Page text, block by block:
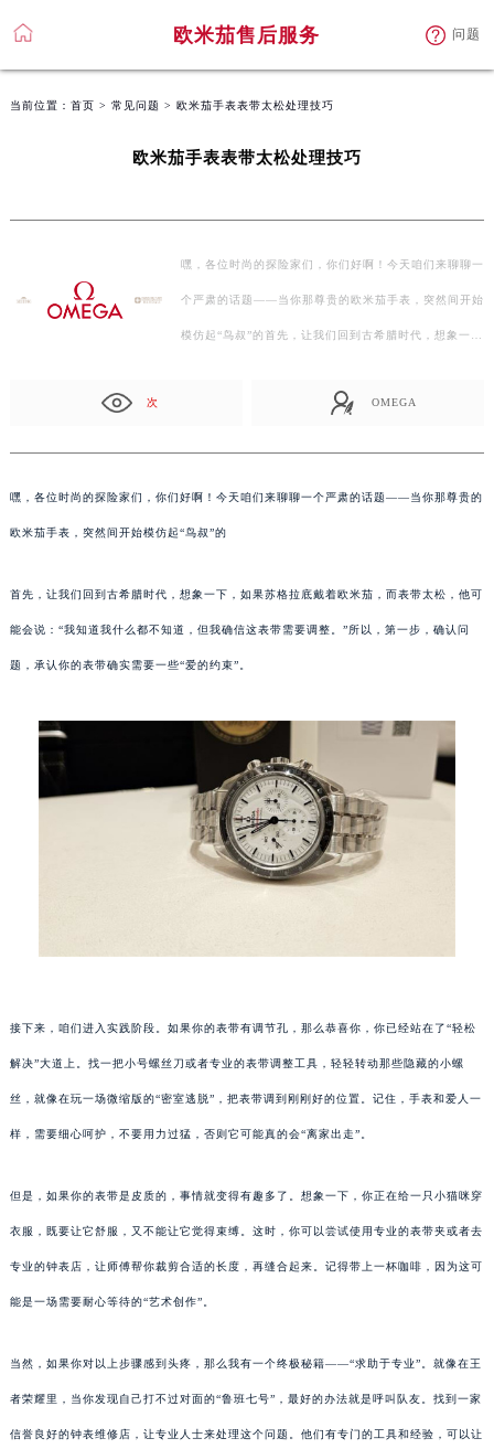
欧米茄售后服务 问题
当前位置： 首页 > 常见问题 > 欧米茄手表表带太松处理技巧
欧米茄手表表带太松处理技巧
嘿，各位时尚的探险家们，你们好啊！今天咱们来聊聊一
个严肃的话题——当你那尊贵的欧米茄手表，突然间开始
模仿起“鸟叔”的首先，让我们回到古希腊时代，想象一
次 OMEGA
嘿，各位时尚的探险家们，你们好啊！今天咱们来聊聊一个严肃的话题——当你那尊贵的
欧米茄手表，突然间开始模仿起“鸟叔”的
首先，让我们回到古希腊时代，想象一下，如果苏格拉底戴着欧米茄，而表带太松，他可
能会说：“我知道我什么都不知道，但我确信这表带需要调整。”所以，第一步，确认问
题，承认你的表带确实需要一些“爱的约束”。
接下来，咱们进入实践阶段。如果你的表带有调节孔，那么恭喜你，你已经站在了“轻松
解决”大道上。找一把小号螺丝刀或者专业的表带调整工具，轻轻转动那些隐藏的小螺
丝，就像在玩一场微缩版的“密室逃脱”，把表带调到刚刚好的位置。记住，手表和爱人一
样，需要细心呵护，不要用力过猛，否则它可能真的会“离家出走”。
但是，如果你的表带是皮质的，事情就变得有趣多了。想象一下，你正在给一只小猫咪穿
衣服，既要让它舒服，又不能让它觉得束缚。这时，你可以尝试使用专业的表带夹或者去
专业的钟表店，让师傅帮你裁剪合适的长度，再缝合起来。记得带上一杯咖啡，因为这可
能是一场需要耐心等待的“艺术创作”。
当然，如果你对以上步骤感到头疼，那么我有一个终极秘籍——“求助于专业”。就像在王
者荣耀里，当你发现自己打不过对面的“鲁班七号”，最好的办法就是呼叫队友。找到一家
信誉良好的钟表维修店，让专业人士来处理这个问题。他们有专门的工具和经验，可以让